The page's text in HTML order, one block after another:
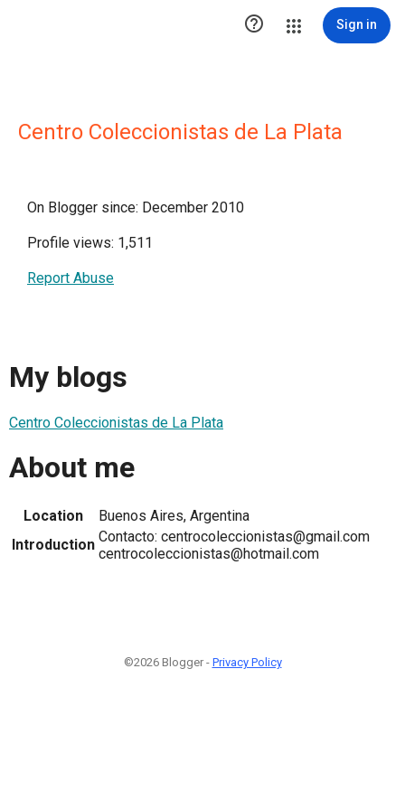
 Sign in
Centro Coleccionistas de La Plata
On Blogger since: December 2010
Profile views: 1,511
Report Abuse
My blogs
Centro Coleccionistas de La Plata
About me
Location
Buenos Aires, Argentina
Introduction Contacto: centrocoleccionistas@gmail.com
centrocoleccionistas@hotmail.com
©2026 Blogger - Privacy Policy